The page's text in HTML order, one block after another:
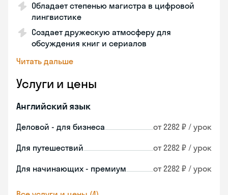
Обладает степенью магистра в цифровой
лингвистике
Создает дружескую атмосферу для
обсуждения книг и сериалов
Читать дальше
Услуги и цены
Английский язык
Деловой - для бизнеса от 2282 ₽ / урок
Для путешествий от 2282 ₽ / урок
Для начинающих - премиум от 2282 ₽ / урок